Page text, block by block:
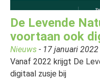
De Levende
voortaan ook
Nieuws - 17 januari 2022
Vanaf 2022 krijgt De
digitaal zusje bij